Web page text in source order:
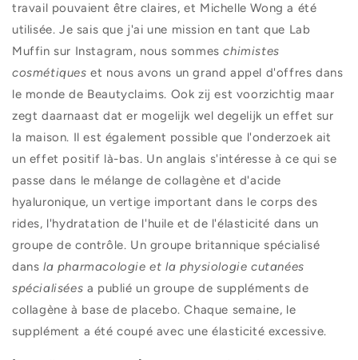
travail pouvaient être claires, et Michelle Wong a été
utilisée. Je sais que j'ai une mission en tant que Lab
Muffin sur Instagram, nous sommeschimistes
cosmétiques et nous avons un grand appel d'offres dans
le monde de Beautyclaims. Ook zij est voorzichtig maar
zegt daarnaast dat er mogelijk wel degelijk un effet sur
la maison. Il est également possible que l'onderzoek ait
un effet positif là-bas. Un anglais s'intéresse à ce qui se
passe dans le mélange de collagène et d'acide
hyaluronique, un vertige important dans le corps des
rides, l'hydratation de l'huile et de l'élasticité dans un
groupe de contrôle. Un groupe britannique spécialisé
dans la pharmacologie et la physiologie cutanées
spécialisées a publié un groupe de suppléments de
collagène à base de placebo. Chaque semaine, le
supplément a été coupé avec une élasticité excessive.